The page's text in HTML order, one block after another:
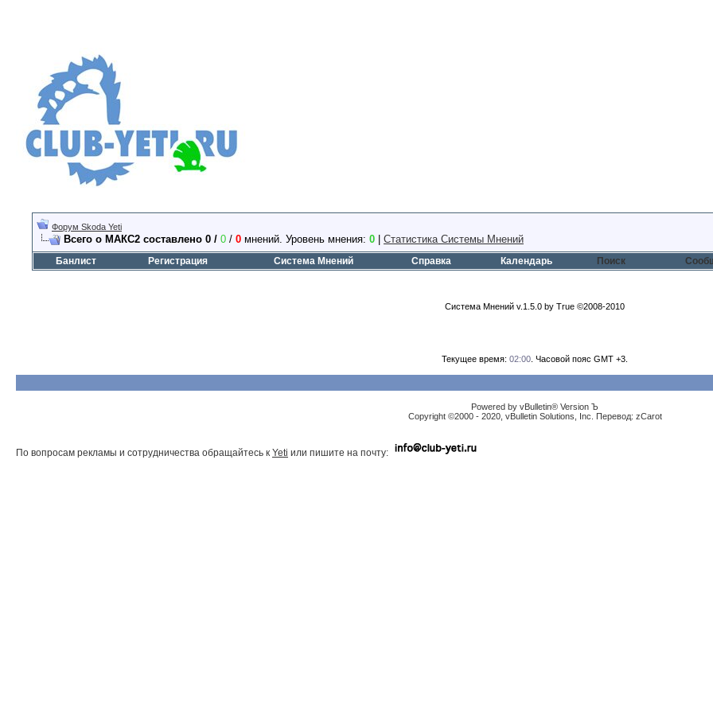
Форум Skoda Yeti
Всего о МАКС2 составлено 0 / 0 / 0 мнений. Уровень мнения: 0 Статистика Системы Мнений
Банлист Регистрация Система Мнений Справка Календарь Поиск
Система Мнений v.1.5.0 by True ©2008-2010
Текущее время: 02:00 . Часовой пояс GMT +3.
Powered by vBulletin® Version Ъ
Copyright ©2000 - 2020, vBulletin Solutions, Inc. Перевод: zCarot
По вопросам рекламы и сотрудничества обращайтесь к Yeti или пишите на почту: